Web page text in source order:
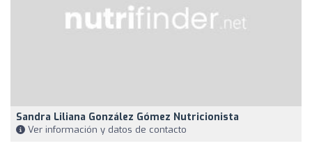
Sandra Liliana González Gómez Nutricionista
Ver información y datos de contacto